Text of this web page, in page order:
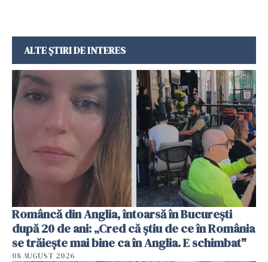
ALTE ȘTIRI DE INTERES
Româncă din Anglia, întoarsă în București
după 20 de ani: „Cred că știu de ce în România
se trăiește mai bine ca în Anglia. E schimbat"
08 AUGUST 2026